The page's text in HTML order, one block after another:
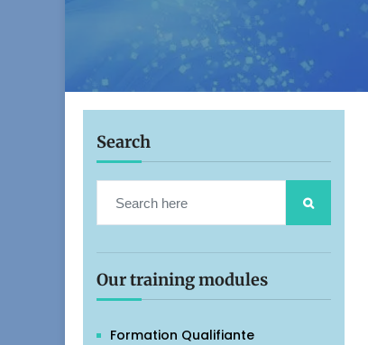
Search
Our training modules
Formation Qualifiante